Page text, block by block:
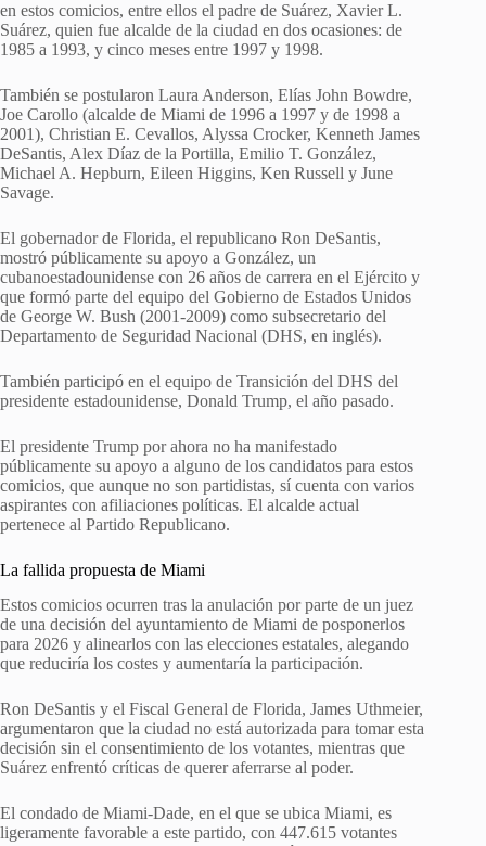
en estos comicios, entre ellos el padre de Suárez, Xavier L.
Suárez, quien fue alcalde de la ciudad en dos ocasiones: de
1985 a 1993, y cinco meses entre 1997 y 1998.
También se postularon Laura Anderson, Elías John Bowdre,
Joe Carollo (alcalde de Miami de 1996 a 1997 y de 1998 a
2001), Christian E. Cevallos, Alyssa Crocker, Kenneth James
DeSantis, Alex Díaz de la Portilla, Emilio T. González,
Michael A. Hepburn, Eileen Higgins, Ken Russell y June
Savage.
El gobernador de Florida, el republicano Ron DeSantis,
mostró públicamente su apoyo a González, un
cubanoestadounidense con 26 años de carrera en el Ejército y
que formó parte del equipo del Gobierno de Estados Unidos
de George W. Bush (2001-2009) como subsecretario del
Departamento de Seguridad Nacional (DHS, en inglés).
También participó en el equipo de Transición del DHS del
presidente estadounidense, Donald Trump, el año pasado.
El presidente Trump por ahora no ha manifestado
públicamente su apoyo a alguno de los candidatos para estos
comicios, que aunque no son partidistas, sí cuenta con varios
aspirantes con afiliaciones políticas. El alcalde actual
pertenece al Partido Republicano.
La fallida propuesta de Miami
Estos comicios ocurren tras la anulación por parte de un juez
de una decisión del ayuntamiento de Miami de posponerlos
para 2026 y alinearlos con las elecciones estatales, alegando
que reduciría los costes y aumentaría la participación.
Ron DeSantis y el Fiscal General de Florida, James Uthmeier,
argumentaron que la ciudad no está autorizada para tomar esta
decisión sin el consentimiento de los votantes, mientras que
Suárez enfrentó críticas de querer aferrarse al poder.
El condado de Miami-Dade, en el que se ubica Miami, es
ligeramente favorable a este partido, con 447.615 votantes